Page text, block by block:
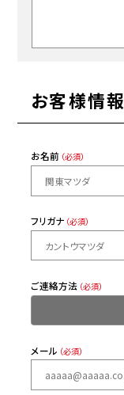
お客様情報
お名前 （必須）
フリガナ （必須）
ご連絡方法 （必須）
メール （必須）